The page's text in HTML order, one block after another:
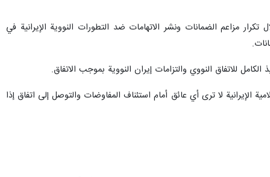
تكرار مزاعم الضمانات ونشر الاتهامات ضد التطورات النووية الإيرانية في
للاتفاق النووي والتزامات إيران النووية بموجب الاتفاق.
الإيرانية لا ترى أي عائق أمام استئناف المفاوضات والتوصل إلى اتفاق إذا